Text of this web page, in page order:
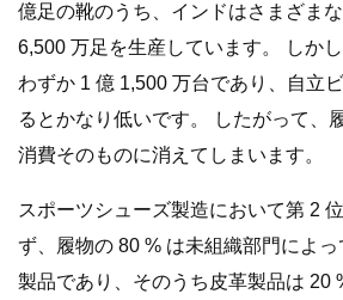
億足の靴のうち、インドはさまざま
6,500 万足を生産しています。 しか
わずか 1 億 1,500 万台であり、自立
るとかなり低いです。 したがって、
消費そのものに消えてしまいます。
スポーツシューズ製造において第 2
ず、履物の 80 % は未組織部門によ
製品であり、そのうち皮革製品は 20